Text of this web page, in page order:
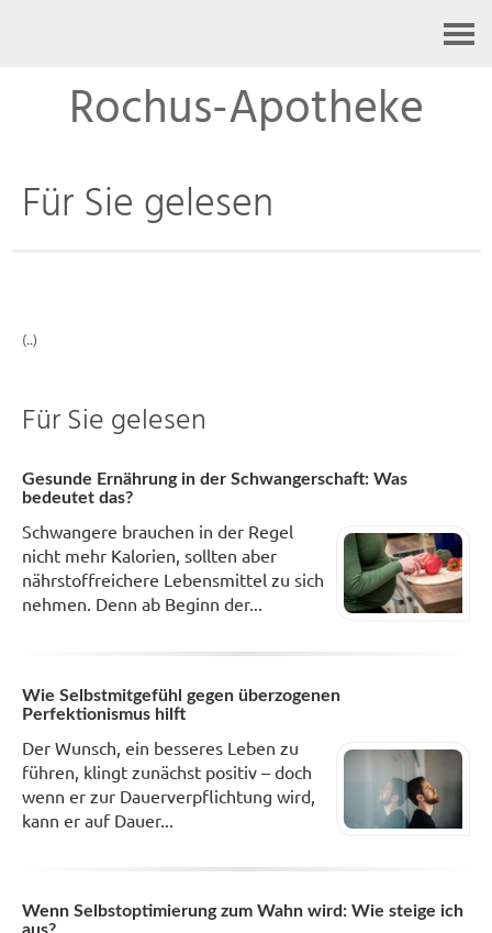
Rochus-Apotheke
Für Sie gelesen
(..)
Für Sie gelesen
Gesunde Ernährung in der Schwangerschaft: Was
bedeutet das?
Schwangere brauchen in der Regel
nicht mehr Kalorien, sollten aber
nährstoffreichere Lebensmittel zu sich
nehmen. Denn ab Beginn der...
Wie Selbstmitgefühl gegen überzogenen
Perfektionismus hilft
Der Wunsch, ein besseres Leben zu
führen, klingt zunächst positiv – doch
wenn er zur Dauerverpflichtung wird,
kann er auf Dauer...
Wenn Selbstoptimierung zum Wahn wird: Wie steige ich